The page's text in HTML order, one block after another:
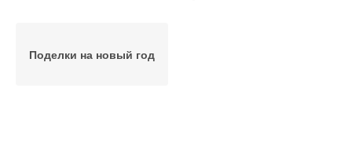
Поделки на новый год